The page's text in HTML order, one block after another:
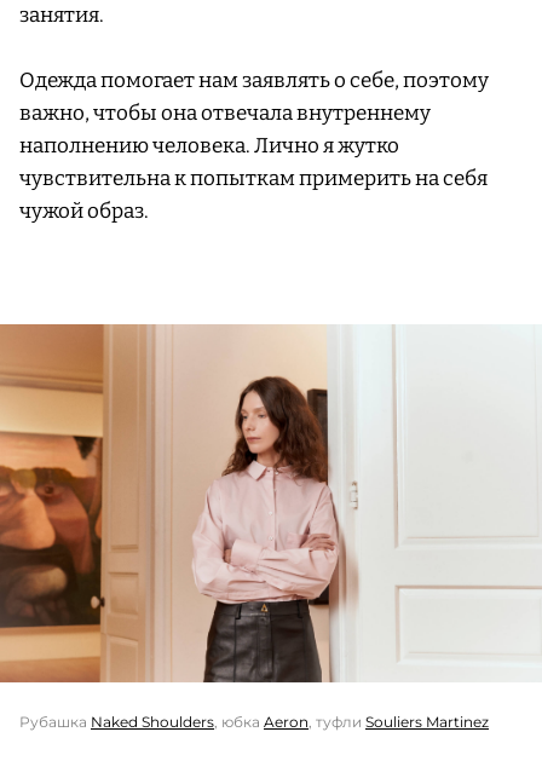
занятия.
Одежда помогает нам заявлять о себе, поэтому
важно, чтобы она отвечала внутреннему
наполнению человека. Лично я жутко
чувствительна к попыткам примерить на себя
чужой образ.
Рубашка Naked Shoulders , юбка Aeron , туфли Souliers Martinez